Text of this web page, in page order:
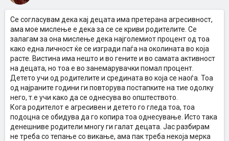
Се согласувам дека кај децата има претерана агресивност,
ама мое мислење е дека за се се криви родителите. Се
залагам за она мислење дека најголемиот процент од тоа
како една личност ќе се изгради паѓа на околината во која
расте. Вистина има нешто и во гените и во самата активност
на децата, но тоа е во занемарувачки помал процент.
Детето учи од родителите и средината во која се наоѓа. Тоа
од најраните години ги повторува постапките на тие одолку
него, т.е учи како да се однесува во општеството.
Кога родителот е агресивен и детето го гледа тоа, тоа
подоцна се обидува да го копира тоа однесување. Исто така
денешниве родители многу ги галат децата. Јас разбирам
не треба со тепање со викање, ама пак треба некоја мерка